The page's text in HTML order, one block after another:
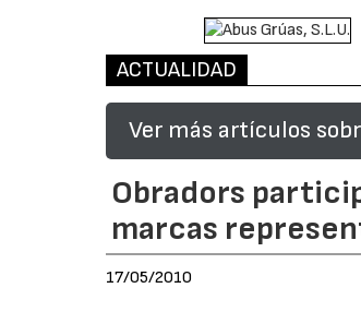
ACTUALIDAD
Ver más artículos
Obradors
marcas
17/05/2010